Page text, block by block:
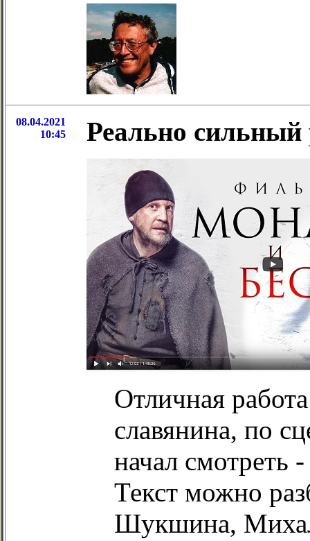
08.04.2021
10:45
Реально
Отличная
славянина, по
начал смотреть
Текст можно
Шукшина,